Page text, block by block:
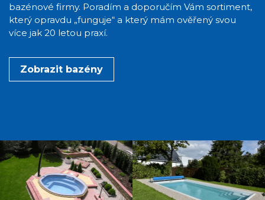
bazénové firmy. Poradím a doporučím Vám sortiment,
který opravdu „funguje“ a který mám ověřený svou
více jak 20 letou praxí.
Zobrazit bazény